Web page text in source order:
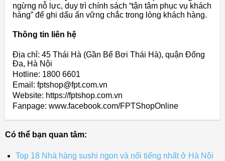
ngừng nỗ lực, duy trì chính sách “tận tâm phục vụ khách
hàng” để ghi dấu ấn vững chắc trong lòng khách hàng.
Thông tin liên hệ
Địa chỉ: 45 Thái Hà (Gần Bể Bơi Thái Hà), quận Đống
Đa, Hà Nội
Hotline: 1800 6601
Email: fptshop@fpt.com.vn
Website: https://fptshop.com.vn
Fanpage: www.facebook.com/FPTShopOnline
Có thể bạn quan tâm:
Top 18 Nhà hàng sushi ngon và nổi tiếng nhất ở Hà Nội